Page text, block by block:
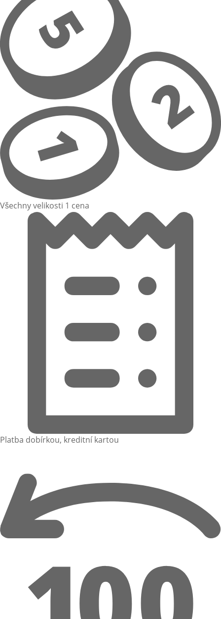
Všechny velikosti 1 cena
Platba dobírkou, kreditní kartou